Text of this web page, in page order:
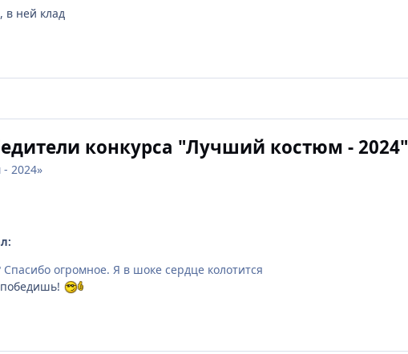
в ней клад
конкурса "Лучший костюм - 2024"
2024»
огромное. Я в шоке сердце колотится